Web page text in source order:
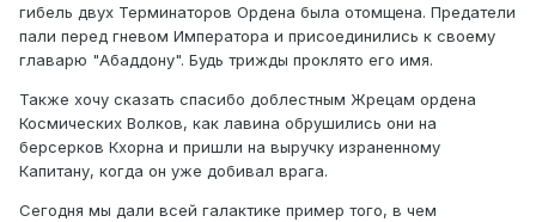
гибель двух Терминаторов Ордена была отомщена. Предатели
пали перед гневом Императора и присоединились к своему
главарю "Абаддону". Будь трижды проклято его имя.
Также хочу сказать спасибо доблестным Жрецам ордена
Космических Волков, как лавина обрушились они на
берсерков Кхорна и пришли на выручку израненному
Капитану, когда он уже добивал врага.
Сегодня мы дали всей галактике пример того, в чем